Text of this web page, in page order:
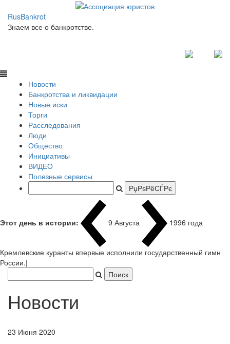
RusBankrot
Знаем все о банкротстве.
Новости
Банкротства и ликвидации
Новые иски
Торги
Расследования
Люди
Общество
Инициативы
ВИДЕО
Полезные сервисы
Этот день в истории: 9 Августа 1996 года Кр
Новости
23 Июня 2020
процедуру включения в РТК